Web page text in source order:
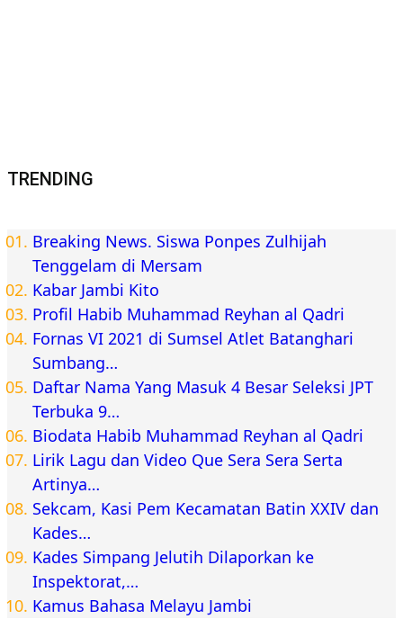
TRENDING
Breaking News. Siswa Ponpes Zulhijah
Tenggelam di Mersam
Kabar Jambi Kito
Profil Habib Muhammad Reyhan al Qadri
Fornas VI 2021 di Sumsel Atlet Batanghari
Sumbang…
Daftar Nama Yang Masuk 4 Besar Seleksi JPT
Terbuka 9…
Biodata Habib Muhammad Reyhan al Qadri
Lirik Lagu dan Video Que Sera Sera Serta
Artinya…
Sekcam, Kasi Pem Kecamatan Batin XXIV dan
Kades…
Kades Simpang Jelutih Dilaporkan ke
Inspektorat,…
Kamus Bahasa Melayu Jambi